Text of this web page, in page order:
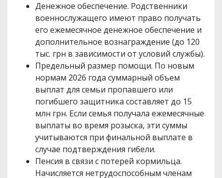
Денежное обеспечение. Родственники
военнослужащего имеют право получать
его ежемесячное денежное обеспечение и
дополнительное вознаграждение (до 120
тыс. грн в зависимости от условий службы).
Предельный размер помощи. По новым
нормам 2026 года суммарный объем
выплат для семьи пропавшего или
погибшего защитника составляет до 15
млн грн. Если семья получала ежемесячные
выплаты во время розыска, эти суммы
учитываются при финальной выплате в
случае подтверждения гибели.
Пенсия в связи с потерей кормильца.
Начисляется нетрудоспособным членам